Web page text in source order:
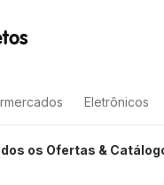
Eletrônicos
os Ofertas &